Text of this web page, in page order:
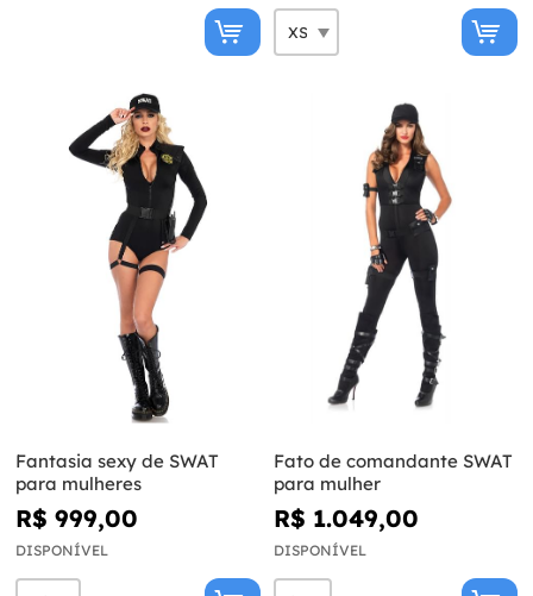
Fantasia sexy de SWAT
para mulheres
R$ 999,00
DISPONÍVEL
Fato de comandante SWAT
para mulher
R$ 1.049,00
DISPONÍVEL